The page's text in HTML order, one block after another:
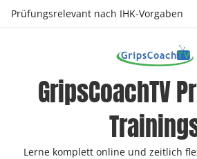
ZumPrüfungsrelevant nach IHK-Vorgaben
GripsCoachTV
Lerne komplett online und zeitlich